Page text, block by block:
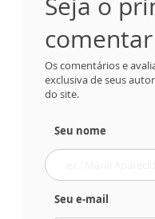
comentar
Os comentários e
exclusiva de seus
do site.
Seu nome
Seu e-mail